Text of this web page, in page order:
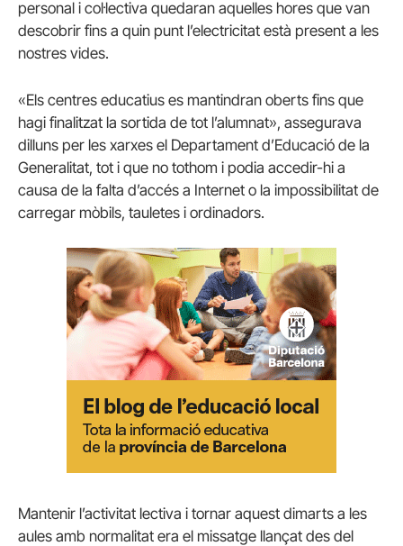
personal i col·lectiva quedaran aquelles hores que van
descobrir fins a quin punt l’electricitat està present a les
nostres vides.
«Els centres educatius es mantindran oberts fins que
hagi finalitzat la sortida de tot l’alumnat», assegurava
dilluns per les xarxes el Departament d’Educació de la
Generalitat, tot i que no tothom i podia accedir-hi a
causa de la falta d’accés a Internet o la impossibilitat de
carregar mòbils, tauletes i ordinadors.
Mantenir l’activitat lectiva i tornar aquest dimarts a les
aules amb normalitat era el missatge llançat des del